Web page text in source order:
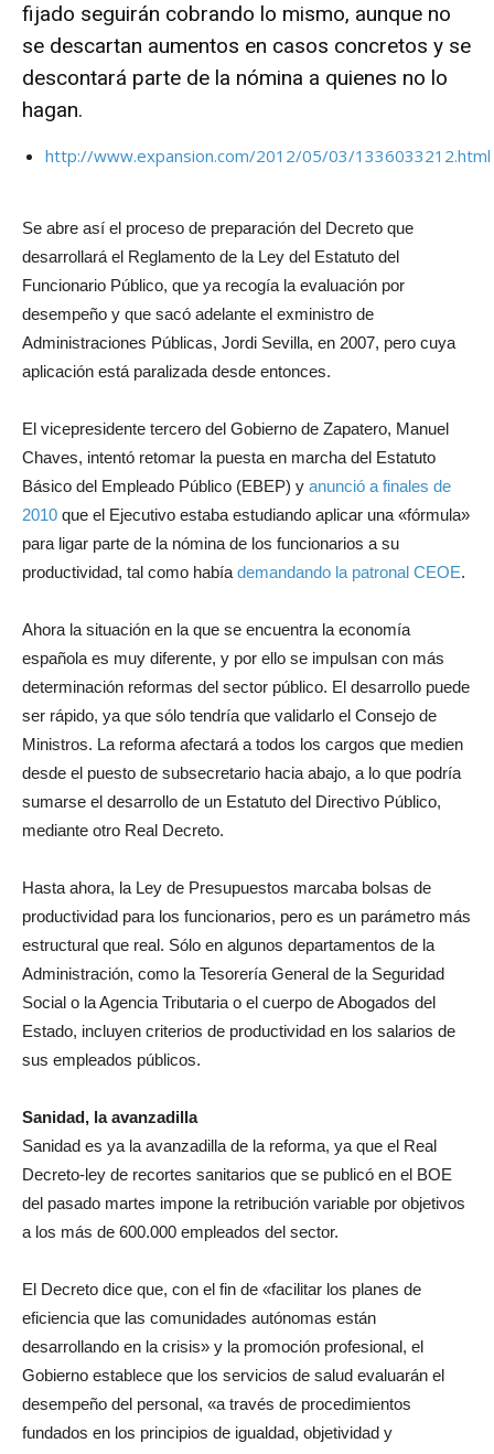
fijado seguirán cobrando lo mismo, aunque no
se descartan aumentos en casos concretos y se
descontará parte de la nómina a quienes no lo
hagan.
http://www.expansion.com/2012/05/03/1336033212.html
Se abre así el proceso de preparación del Decreto que
desarrollará el Reglamento de la Ley del Estatuto del
Funcionario Público, que ya recogía la evaluación por
desempeño y que sacó adelante el exministro de
Administraciones Públicas, Jordi Sevilla, en 2007, pero cuya
aplicación está paralizada desde entonces.
El vicepresidente tercero del Gobierno de Zapatero, Manuel
Chaves, intentó retomar la puesta en marcha del Estatuto
Básico del Empleado Público (EBEP) y anunció a finales de
2010 que el Ejecutivo estaba estudiando aplicar una «fórmula»
para ligar parte de la nómina de los funcionarios a su
productividad, tal como había demandando la patronal CEOE.
Ahora la situación en la que se encuentra la economía
española es muy diferente, y por ello se impulsan con más
determinación reformas del sector público. El desarrollo puede
ser rápido, ya que sólo tendría que validarlo el Consejo de
Ministros. La reforma afectará a todos los cargos que medien
desde el puesto de subsecretario hacia abajo, a lo que podría
sumarse el desarrollo de un Estatuto del Directivo Público,
mediante otro Real Decreto.
Hasta ahora, la Ley de Presupuestos marcaba bolsas de
productividad para los funcionarios, pero es un parámetro más
estructural que real. Sólo en algunos departamentos de la
Administración, como la Tesorería General de la Seguridad
Social o la Agencia Tributaria o el cuerpo de Abogados del
Estado, incluyen criterios de productividad en los salarios de
sus empleados públicos.
Sanidad, la avanzadilla
Sanidad es ya la avanzadilla de la reforma, ya que el Real
Decreto-ley de recortes sanitarios que se publicó en el BOE
del pasado martes impone la retribución variable por objetivos
a los más de 600.000 empleados del sector.
El Decreto dice que, con el fin de «facilitar los planes de
eficiencia que las comunidades autónomas están
desarrollando en la crisis» y la promoción profesional, el
Gobierno establece que los servicios de salud evaluarán el
desempeño del personal, «a través de procedimientos
fundados en los principios de igualdad, objetividad y